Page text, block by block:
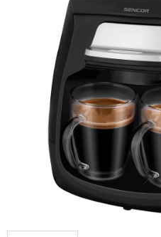
hvězdiček.